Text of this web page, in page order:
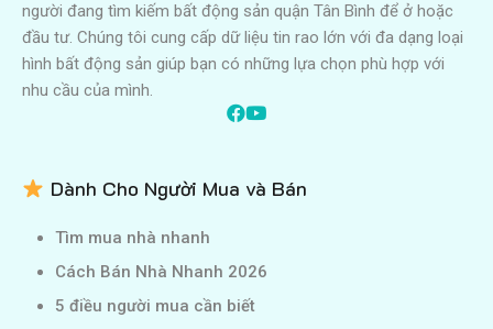
người đang tìm kiếm bất động sản quận Tân Bình để ở hoặc
đầu tư. Chúng tôi cung cấp dữ liệu tin rao lớn với đa dạng loại
hình bất động sản giúp bạn có những lựa chọn phù hợp với
nhu cầu của mình.
Dành Cho Người Mua và Bán
Tìm mua nhà nhanh
Cách Bán Nhà Nhanh 2026
5 điều người mua cần biết